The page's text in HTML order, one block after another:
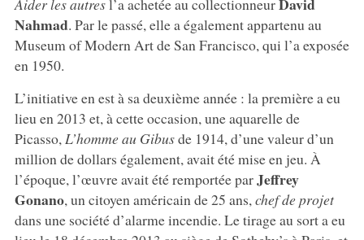
Nahmad. Par le passé, elle a également appartenu au
Museum of Modern Art de San Francisco, qui l’a exposée
en 1950.
L’initiative en est à sa deuxième année : la première a eu
lieu en 2013 et, à cette occasion, une aquarelle de
Picasso, L’homme au Gibusde 1914, d’une valeur d’un
million de dollars également, avait été mise en jeu. À
l’époque, l’œuvre avait été remportée parJeffrey
Gonano, un citoyen américain de 25 ans, chef de projet
dans une société d’alarme incendie. Le tirage au sort a eu